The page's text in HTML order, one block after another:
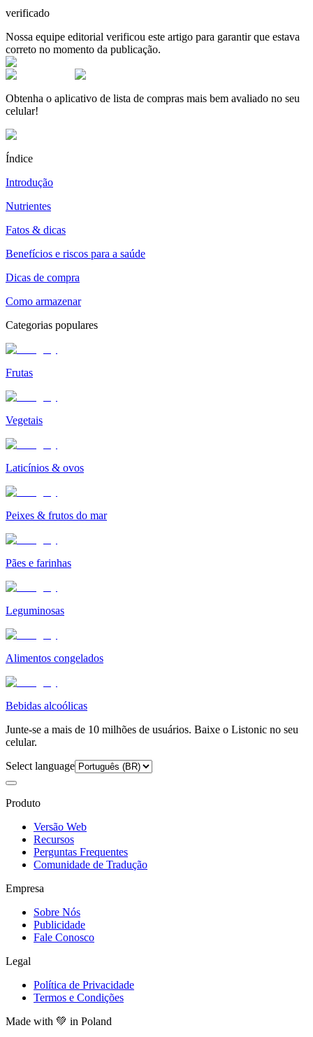
verificado
Nossa equipe editorial verificou este artigo para garantir que estava
correto no momento da publicação.
Obtenha o aplicativo de lista de compras mais bem avaliado no seu
celular!
Índice
Introdução
Nutrientes
Fatos & dicas
Benefícios e riscos para a saúde
Dicas de compra
Como armazenar
Categorias populares
Frutas
Vegetais
Laticínios & ovos
Peixes & frutos do mar
Pães e farinhas
Leguminosas
Alimentos congelados
Bebidas alcoólicas
Junte-se a mais de 10 milhões de usuários. Baixe o Listonic no seu
celular.
Select language
Produto
Versão Web
Recursos
Perguntas Frequentes
Comunidade de Tradução
Empresa
Sobre Nós
Publicidade
Fale Conosco
Legal
Política de Privacidade
Termos e Condições
Made with 💚 in Poland